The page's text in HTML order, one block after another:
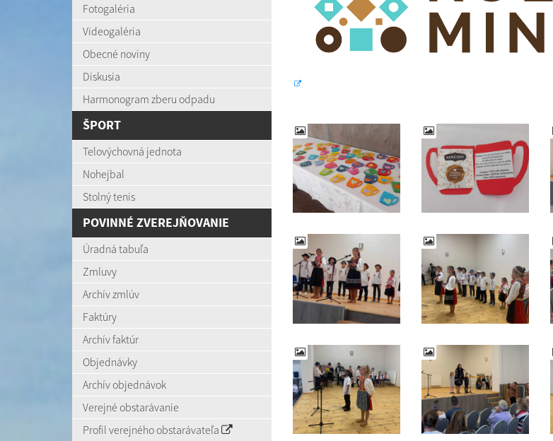
Fotogaléria
Videogaléria
Obecné noviny
Diskusia
Harmonogram zberu odpadu
ŠPORT
Telovýchovná jednota
Nohejbal
Stolný tenis
POVINNÉ ZVEREJŇOVANIE
Úradná tabuľa
Zmluvy
Archív zmlúv
Faktúry
Archív faktúr
Objednávky
Archív objednávok
Verejné obstarávanie
Profil verejného obstarávateľa